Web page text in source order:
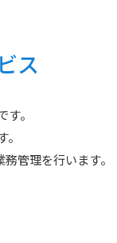
ス
。
管理を行います。